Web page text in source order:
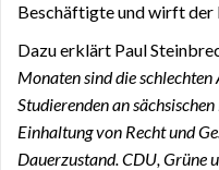
Beschäftigte und wirft
Dazu erklärt Paul
Monaten sind die
Studierenden an
Einhaltung von Recht und
Dauerzustand. CDU, Grüne